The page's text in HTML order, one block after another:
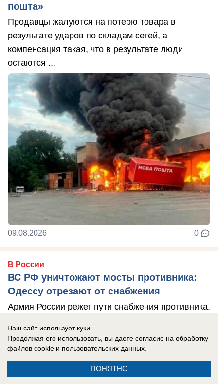
пошта»
Продавцы жалуются на потерю товара в
результате ударов по складам сетей, а
компенсация такая, что в результате люди
остаются ...
09.08.2026 0
В России
ВС РФ уничтожают мосты противника:
Одессу отрезают от снабжения
Армия России режет пути снабжения противника.
Наш сайт использует куки.
Продолжая его использовать, вы даете согласие на обработку
файлов cookie и пользовательских данных.
ПОНЯТНО